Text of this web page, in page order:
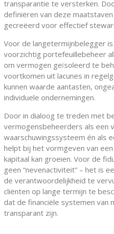
transparantie te versterken.
definiëren van deze
gecreëerd voor effectief
Voor de langetermijnbelegger
voorzichtig portefeuillebeheer
om vermogen geïsoleerd te
voortkomen uit lacunes in
kunnen waarde aantasten,
individuele ondernemingen.
Door in dialoog te treden met
vermogensbeheerders als een
waarschuwingssysteem én als
helpt bij het vormgeven van
kapitaal kan groeien. Voor de
geen “nevenactiviteit” – het is
de verantwoordelijkheid te
cliënten op lange termijn te
dat de financiële systemen van
transparant zijn.